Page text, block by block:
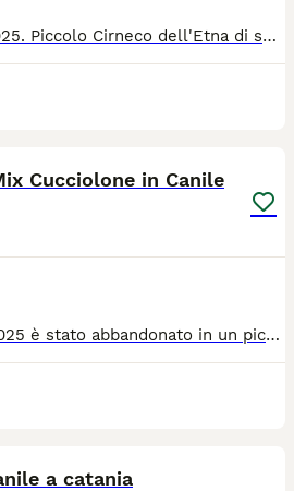
Melino, nato il 17/04/2025. Piccolo Cirneco dell'Etna di solo 12 kg, abbandonato in aperto campagna. Per fortuna è stato trovato e per il momento è al sicuro. Ma il canile non può essere una vita per sempre per lui. Troviamo qualcuno, che li regala una bella casa, una bella vita ed una famiglia tutta sua ? Lui è bravissimo, buonissimo e va d'accordo con tutti ! Per tutte le info chiamate il 0039/3714497821
Cucciolone in Canile
Tommy, nato il 15/03/2025 è stato abbandonato in un piccolo paese, dove poi è stato preso e portato in canile. Tommy non è felice li tra le pareti di cemento, il freddo pavimento ed il casino che fanni gli altri 1200 cani. Lui vorebbe iniziare la sua piccola vita in un bel giardino, con una bella casa ed una bella famiglia tutta sua. C'è qualcuno che vuole fare questo grande regalo al piccolo Tommy ? Lui è bravo e buono e va d'accordo con tutti i suoi simili. Per tutte le info 0039/3714497821
a catania